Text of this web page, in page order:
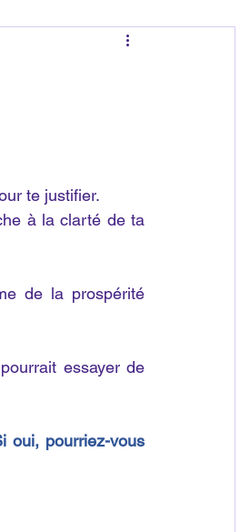
te justifier.
à la clarté de ta
de la prospérité
essayer de
oui, pourriez-vous